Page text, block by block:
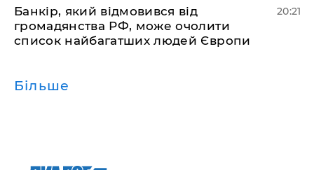
​Банкір, який відмовився від
громадянства РФ, може очолити
список найбагатших людей Європи
20:21
Більше